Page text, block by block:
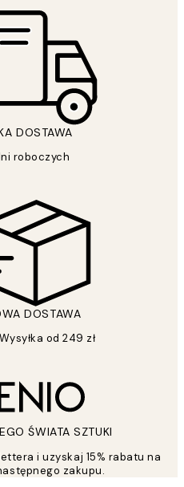
DOSTAWA
roboczych
DOSTAWA
od 249 zł
ŚWIATA SZTUKI
i uzyskaj 15% rabatu na
zakupu.